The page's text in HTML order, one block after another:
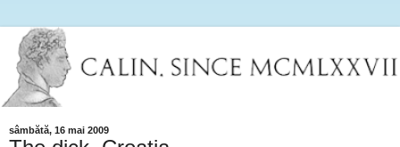
sâmbătă, 16 mai 2009